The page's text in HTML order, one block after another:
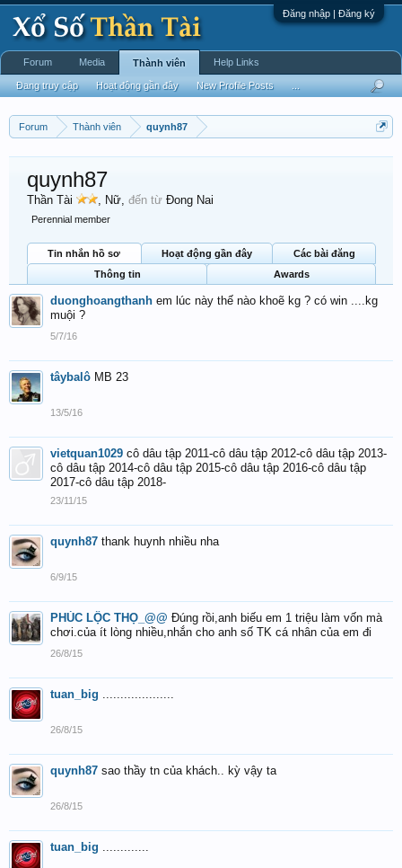
Đăng nhập | Đăng ký
Forum Thành viên quynh87
quynh87
Thần Tài , Nữ, đến từ Đong Nai
Perennial member
Tin nhắn hồ sơ Hoạt động gần đây
Các bài đăng
Thông tin
Awards
duonghoangthanh em lúc này thế nào khoẽ kg ? có win ....kg
muội ?
5/7/16
tâybalô MB 23
13/5/16
vietquan1029 cô dâu tập 2011-cô dâu tập 2012-cô dâu tập 2013-
cô dâu tập 2014-cô dâu tập 2015-cô dâu tập 2016-cô dâu tập
2017-cô dâu tập 2018-
23/11/15
quynh87 thank huynh nhiều nha
6/9/15
PHÚC LỘC THỌ_@@ Đúng rồi,anh biếu em 1 triệu làm vốn mà
chơi.của ít lòng nhiều,nhắn cho anh số TK cá nhân của em đi
26/8/15
tuan_big ....................
26/8/15
quynh87 sao thầy tn của khách.. kỳ vậy ta
26/8/15
tuan_big .............
Forum Media Thành viên
Đang truy cập Hoạt động gần đây New Profile Posts
Help Links